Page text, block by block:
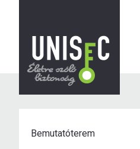
Bemutatóterem